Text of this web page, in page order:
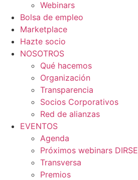
Webinars
Bolsa de empleo
Marketplace
Hazte socio
NOSOTROS
Qué hacemos
Organización
Transparencia
Socios Corporativos
Red de alianzas
EVENTOS
Agenda
Próximos webinars DIRSE
Transversa
Premios